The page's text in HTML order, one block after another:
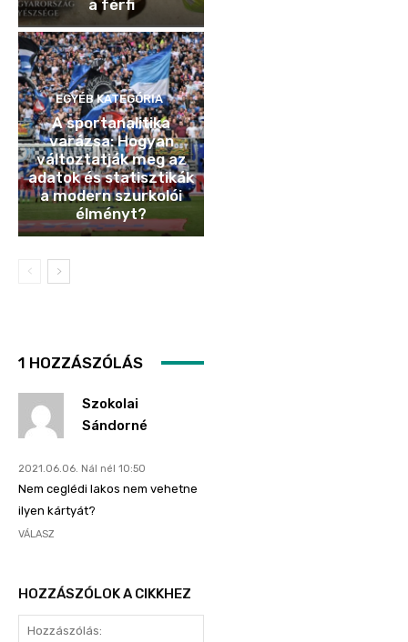
a férfi
EGYÉB KATEGÓRIA
A sportanalitika
varázsa: Hogyan
változtatják meg az
adatok és statisztikák
a modern szurkolói
élményt?
1 HOZZÁSZÓLÁS
Szokolai
Sándorné
2021.06.06. Nál nél 10:50
Nem ceglédi lakos nem vehetne
ilyen kártyát?
VÁLASZ
HOZZÁSZÓLOK A CIKKHEZ